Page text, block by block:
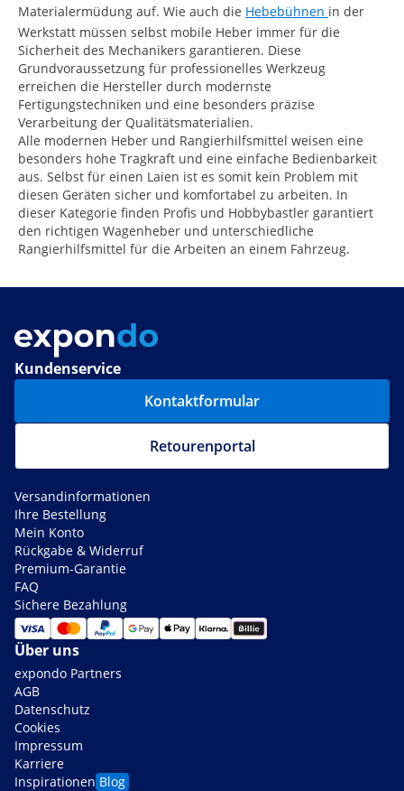
Materialermüdung auf. Wie auch die Hebebühnen in der
Werkstatt müssen selbst mobile Heber immer für die
Sicherheit des Mechanikers garantieren. Diese
Grundvoraussetzung für professionelles Werkzeug
erreichen die Hersteller durch modernste
Fertigungstechniken und eine besonders präzise
Verarbeitung der Qualitätsmaterialien.
Alle modernen Heber und Rangierhilfsmittel weisen eine
besonders hohe Tragkraft und eine einfache Bedienbarkeit
aus. Selbst für einen Laien ist es somit kein Problem mit
diesen Geräten sicher und komfortabel zu arbeiten. In
dieser Kategorie finden Profis und Hobbybastler garantiert
den richtigen Wagenheber und unterschiedliche
Rangierhilfsmittel für die Arbeiten an einem Fahrzeug.
Kundenservice
Kontaktformular
Retourenportal
Versandinformationen
Ihre Bestellung
Mein Konto
Rückgabe & Widerruf
Premium-Garantie
FAQ
Sichere Bezahlung
Über uns
expondo Partners
AGB
Datenschutz
Cookies
Impressum
Karriere
Inspirationen Blog